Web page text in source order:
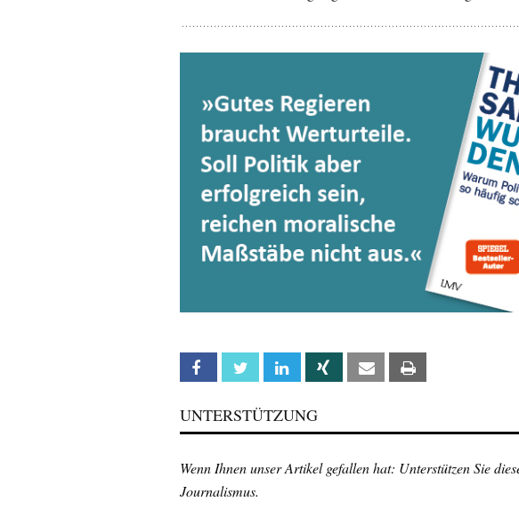
Facebook Twitter Linkedin Xing Email
UNTERSTÜTZUNG
Wenn Ihnen unser Artikel gefallen hat: Unterstützen Sie
Journalismus.